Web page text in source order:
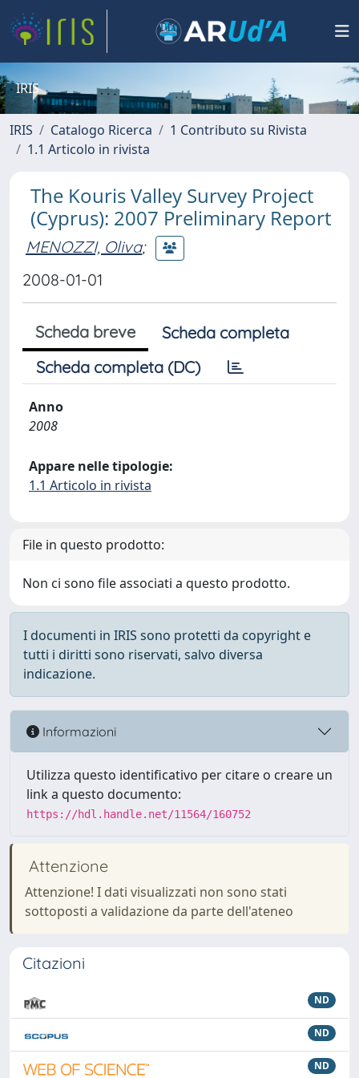
IRIS
IRIS Catalogo Ricerca
1 Contributo su Rivista
1.1 Articolo in rivista
The Kouris Valley Survey Project
(Cyprus): 2007 Preliminary Report
MENOZZI, Oliva;
2008-01-01
Scheda breve
Scheda completa
Scheda completa (DC)
Anno
2008
Appare nelle tipologie:
1.1 Articolo in rivista
File in questo prodotto:
Non ci sono file associati a questo prodotto.
I documenti in IRIS sono protetti da copyright e
tutti i diritti sono riservati, salvo diversa
indicazione.
Informazioni
Utilizza questo identificativo per citare o creare un
link a questo documento:
https://hdl.handle.net/11564/160752
Attenzione
Attenzione! I dati visualizzati non sono stati
sottoposti a validazione da parte dell'ateneo
Citazioni
ND
ND
ND